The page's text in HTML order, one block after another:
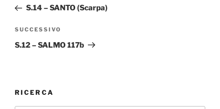
precedente:
S.14 – SANTO (Scarpa)
Articolo
successivo
SUCCESSIVO
S.12 – SALMO 117b
RICERCA